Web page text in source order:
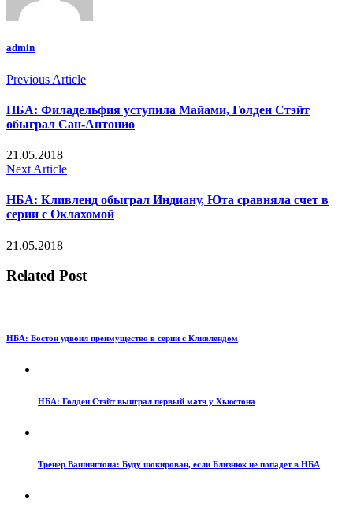
admin
Previous Article
НБА: Филадельфия уступила Майами, Голден Стэйт
обыграл Сан-Антонио
21.05.2018
Next Article
НБА: Кливленд обыграл Индиану, Юта сравняла счет в
серии с Оклахомой
21.05.2018
Related Post
НБА: Бостон удвоил преимущество в серии с Кливлендом
НБА: Голден Стэйт выиграл первый матч у Хьюстона
Тренер Вашингтона: Буду шокирован, если Близнюк не попадет в НБА